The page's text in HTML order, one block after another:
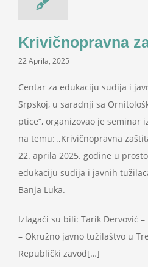
Krivičnopravna
22 Aprila, 2025
Centar za edukaciju sudija i
Srpskoj, u saradnji sa
ptice“, organizovao je seminar
na temu: „Krivičnopravna
22. aprila 2025. godine u
edukaciju sudija i javnih
Banja Luka.
Izlagači su bili: Tarik Dervović
– Okružno javno tužilaštvo u
Republički zavod[…]